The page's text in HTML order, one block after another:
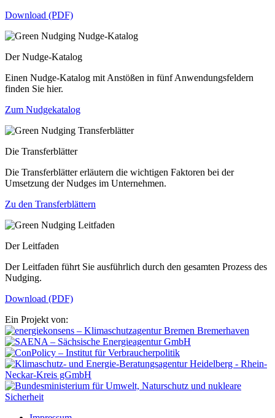
Download (PDF)
Der Nudge-Katalog
Einen Nudge-Katalog mit Anstößen in fünf Anwendungsfeldern
finden Sie hier.
Zum Nudgekatalog
Die Transferblätter
Die Transferblätter erläutern die wichtigen Faktoren bei der
Umsetzung der Nudges im Unternehmen.
Zu den Transferblättern
Der Leitfaden
Der Leitfaden führt Sie ausführlich durch den gesamten Prozess des
Nudging.
Download (PDF)
Ein Projekt von: